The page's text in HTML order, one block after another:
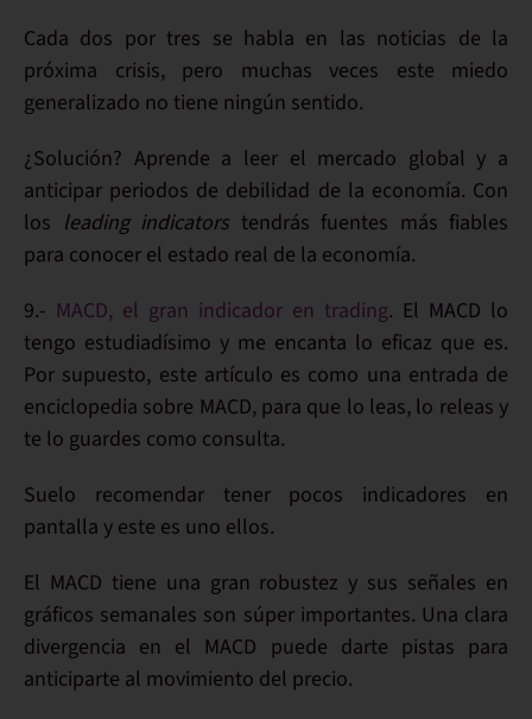
Cada dos por tres se habla en las noticias de la
próxima crisis, pero muchas veces este miedo
generalizado no tiene ningún sentido.
¿Solución? Aprende a leer el mercado global y a
anticipar periodos de debilidad de la economía. Con
los leading indicators tendrás fuentes más fiables
para conocer el estado real de la economía.
9.- MACD, el gran indicador en trading. El MACD lo
tengo estudiadísimo y me encanta lo eficaz que es.
Por supuesto, este artículo es como una entrada de
enciclopedia sobre MACD, para que lo leas, lo releas y
te lo guardes como consulta.
Suelo recomendar tener pocos indicadores en
pantalla y este es uno ellos.
El MACD tiene una gran robustez y sus señales en
gráficos semanales son súper importantes. Una clara
divergencia en el MACD puede darte pistas para
anticiparte al movimiento del precio.